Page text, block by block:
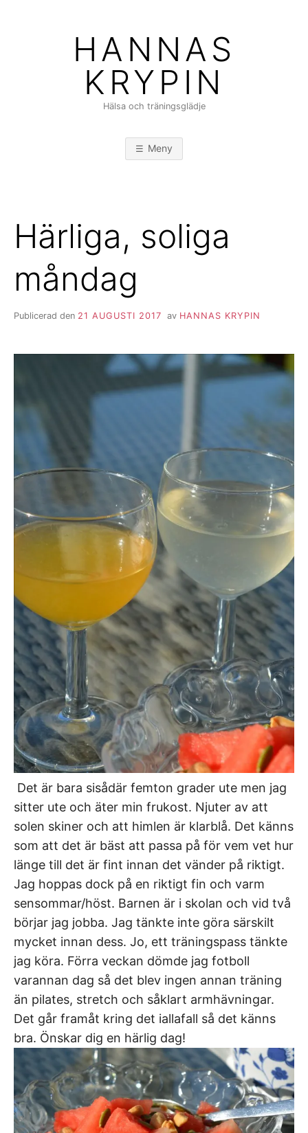
HANNAS
KRYPIN
Hälsa och träningsglädje
Meny
Härliga, soliga
måndag
Publicerad den 21 AUGUSTI 2017 av HANNAS KRYPIN
Det är bara sisådär femton grader ute men jag
sitter ute och äter min frukost. Njuter av att
solen skiner och att himlen är klarblå. Det känns
som att det är bäst att passa på för vem vet hur
länge till det är fint innan det vänder på riktigt.
Jag hoppas dock på en riktigt fin och varm
sensommar/höst. Barnen är i skolan och vid två
börjar jag jobba. Jag tänkte inte göra särskilt
mycket innan dess. Jo, ett träningspass tänkte
jag köra. Förra veckan dömde jag fotboll
varannan dag så det blev ingen annan träning
än pilates, stretch och såklart armhävningar.
Det går framåt kring det iallafall så det känns
bra. Önskar dig en härlig dag!